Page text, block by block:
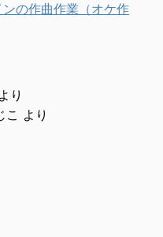
の作曲作業（オケ作
より
こ より